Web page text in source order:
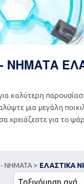
ΝΗΜΑΤΑ
καλύτερη
μια μεγάλη
χρειάζεστε για το
ΝΗΜΑΤΑ > ΕΛΑΣΤΙΚΑ